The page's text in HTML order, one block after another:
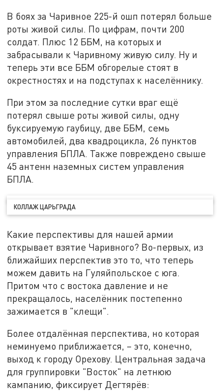
В боях за Чаривное 225-й ошп потерял больше
роты живой силы. По цифрам, почти 200
солдат. Плюс 12 ББМ, на которых и
забрасывали к Чаривному живую силу. Ну и
теперь эти все ББМ обгорелые стоят в
окрестностях и на подступах к населённику.
При этом за последние сутки враг ещё
потерял свыше роты живой силы, одну
буксируемую гаубицу, две ББМ, семь
автомобилей, два квадроцикла, 26 пунктов
управления БПЛА. Также повреждено свыше
45 антенн наземных систем управления
БПЛА.
КОЛЛАЖ ЦАРЬГРАДА
Какие перспективы для нашей армии
открывает взятие Чаривного? Во-первых, из
ближайших перспектив это то, что теперь
можем давить на Гуляйпольское с юга.
Притом что с востока давление и не
прекращалось, населённик постепенно
зажимается в "клещи".
Более отдалённая перспектива, но которая
неминуемо приближается, – это, конечно,
выход к городу Орехову. Центральная задача
для группировки "Восток" на летнюю
кампанию, фиксирует Дегтярёв: